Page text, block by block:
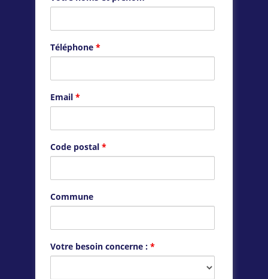
Téléphone *
Email *
Code postal *
Commune
Votre besoin concerne : *